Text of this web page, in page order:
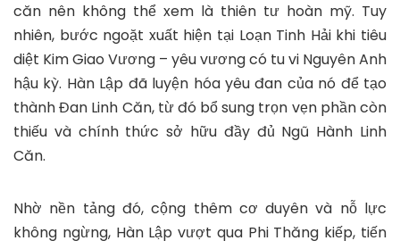
căn nên không thể xem là thiên tư hoàn mỹ. Tuy
nhiên, bước ngoặt xuất hiện tại Loạn Tinh Hải khi tiêu
diệt Kim Giao Vương – yêu vương có tu vi Nguyên Anh
hậu kỳ. Hàn Lập đã luyện hóa yêu đan của nó để tạo
thành Đan Linh Căn, từ đó bổ sung trọn vẹn phần còn
thiếu và chính thức sở hữu đầy đủ Ngũ Hành Linh
Căn.
Nhờ nền tảng đó, cộng thêm cơ duyên và nỗ lực
không ngừng, Hàn Lập vượt qua Phi Thăng kiếp, tiến